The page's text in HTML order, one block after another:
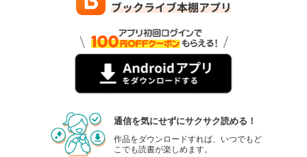
通信を気にせずにサクサク読める！
作品をダウンロードすれば、いつでもど
こでも読書が楽しめます。